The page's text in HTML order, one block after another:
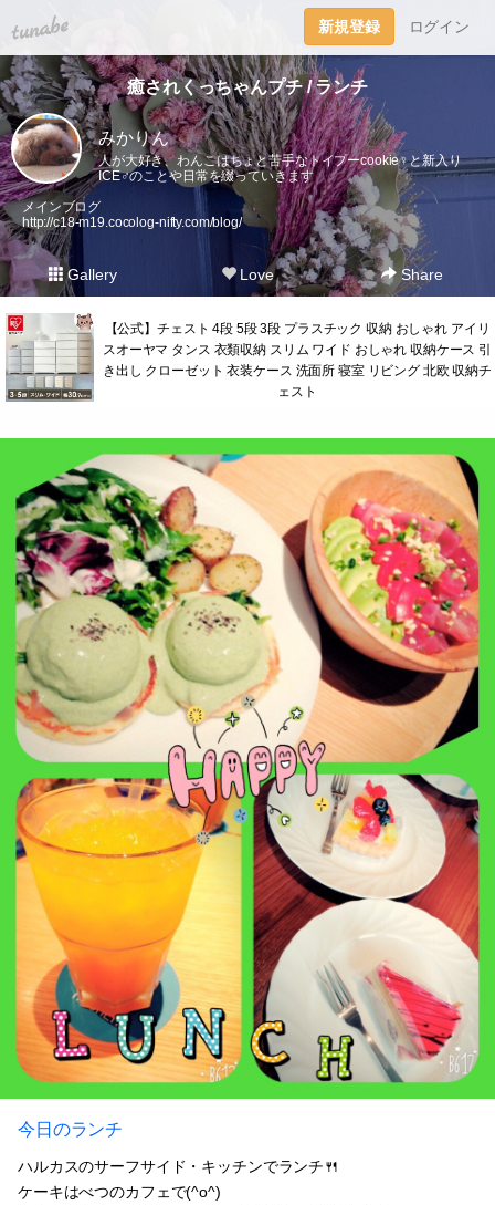
tuna.be 新規登録 ログイン
癒されくっちゃんプチ / ランチ
みかりん
人が大好き、わんこはちょと苦手なトイプーcookie♀︎と新入り
ICE♂︎のことや日常を綴っていきます
メインブログ
http://c18-m19.cocolog-nifty.com/blog/
Gallery Love Share
【公式】チェスト 4段 5段 3段 プラスチック 収納 おしゃれ アイリ
スオーヤマ タンス 衣類収納 スリム ワイド おしゃれ 収納ケース 引
き出し クローゼット 衣装ケース 洗面所 寝室 リビング 北欧 収納チ
ェスト
今日のランチ
ハルカスのサーフサイド・キッチンでランチ🍴
ケーキはべつのカフェで(^o^)